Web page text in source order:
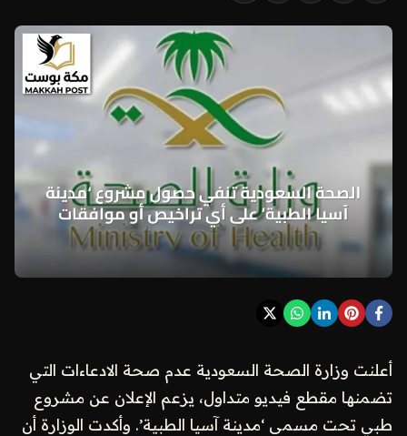
أعلنت وزارة الصحة السعودية عدم صحة الادعاءات التي
تضمنها مقطع فيديو متداول، يزعم الإعلان عن مشروع
طبي تحت مسمى ‘مدينة آسيا الطبية’. وأكدت الوزارة أن